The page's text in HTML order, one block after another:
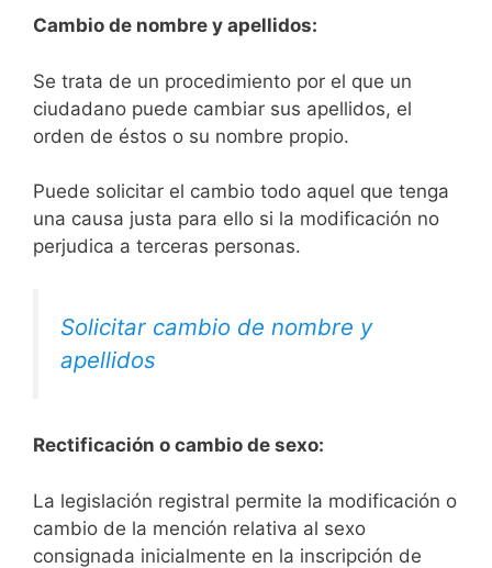
Cambio de nombre y apellidos:
Se trata de un procedimiento por el que un
ciudadano puede cambiar sus apellidos, el
orden de éstos o su nombre propio.
Puede solicitar el cambio todo aquel que tenga
una causa justa para ello si la modificación no
perjudica a terceras personas.
Solicitar cambio de nombre y
apellidos
Rectificación o cambio de sexo:
La legislación registral permite la modificación o
cambio de la mención relativa al sexo
consignada inicialmente en la inscripción de